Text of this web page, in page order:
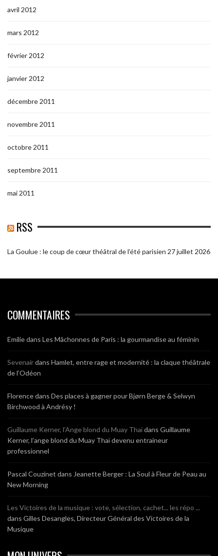
avril 2012
mars 2012
février 2012
janvier 2012
décembre 2011
novembre 2011
octobre 2011
septembre 2011
mai 2011
RSS
La Goulue : le coup de cœur théâtral de l’été parisien 27 juillet 2026
COMMENTAIRES
Emiliedans Les Mâchonnes de Paris : la gourmandise au féminin
Sevenairdans Hamlet, entre rage et modernité : la claque théâtrale
de l’Odéon
Florencedans Des places à gagner pour Bjørn Berge & Selwyn
Birchwood à Andrésy !
Guillaume Kerner, l’Ange blond du Muay Thaïdans Guillaume
Kerner, l’ange blond du Muay Thaï devenu entraineur
professionnel
Pascal Couzinet dans Jeanette Berger : La Soul à Fleur de Peau au
New Morning
Les Victoires de la musique : vote, sélection, cachet... les répo ...
dans Gilles Desangles, Directeur Général des Victoires de la
Musique